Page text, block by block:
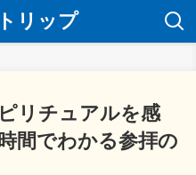
リップ
リチュアルを感
間でわかる参拝の